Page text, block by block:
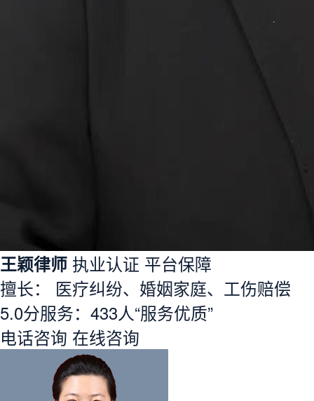
王颖律师 执业认证 平台保障
擅长： 医疗纠纷、婚姻家庭、工伤赔偿
5.0分服务： 433人“服务优质”
电话咨询 在线咨询